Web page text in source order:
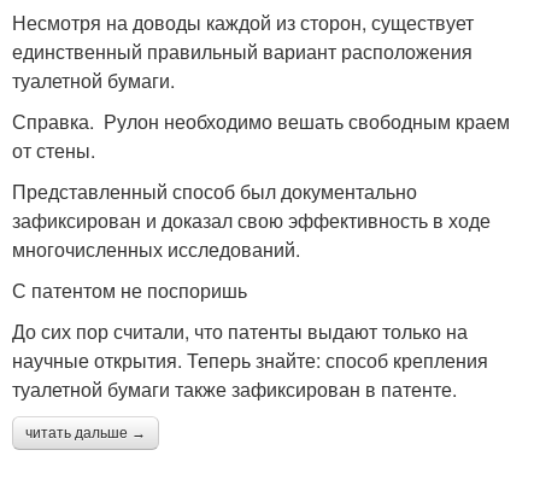
Несмотря на доводы каждой из сторон, существует
единственный правильный вариант расположения
туалетной бумаги.
Справка. Рулон необходимо вешать свободным краем
от стены.
Представленный способ был документально
зафиксирован и доказал свою эффективность в ходе
многочисленных исследований.
С патентом не поспоришь
До сих пор считали, что патенты выдают только на
научные открытия. Теперь знайте: способ крепления
туалетной бумаги также зафиксирован в патенте.
читать дальше →